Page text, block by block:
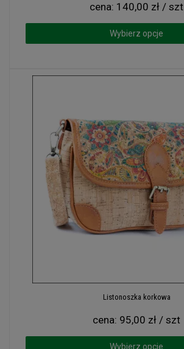
cena: 140,00 zł / szt
Wybierz opcje
Listonoszka korkowa
cena: 95,00 zł / szt
Wybierz opcje